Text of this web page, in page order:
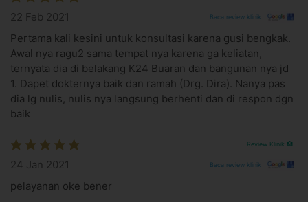
dilakukan setiap 6 bulan sekali untuk menjaga kesehatan mulut.
sekarang!
Apa yang perlu kamu ketahui?
Jika pada pemeriksaan awal ditemukan kondisi tertentu,
dokter mungkin akan menyarankan perawatan lanjutan.
scaling.
Informasikan kepada dokter jika kamu memiliki riwayat
pembekuan darah. Jika kondisinya tidak terkontrol,
22 Feb 2021 Baca review klinik
Pertama kali kesini untuk konsultasi karena gusi bengkak.
Awal nya ragu2 sama tempat nya karena ga keliatan,
ternyata dia di belakang K24 Buaran dan bangunan nya jd
1. Dapet dokternya baik dan ramah (Drg. Dira). Nanya pas
dia lg nulis, nulis nya langsung berhenti dan di respon dgn
baik
Review Klinik 🏥
24 Jan 2021 Baca review klinik
pelayanan oke bener